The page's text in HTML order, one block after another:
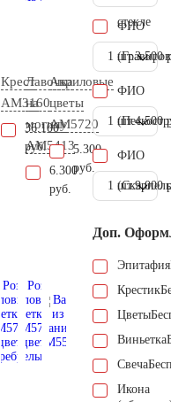
Крест
AM3160
36.100
руб.
Лавочка
на
могилу
AM5413
6.300
руб.
Акриловые
цветы
AM5720
5.300
руб.
стекле
ФИО
1 шт.3.500
ФИО
1 шт.4.500
ФИО
1 шт.9.000
Доп.
Эпитафия
Крестик
Цветы
Виньетка
Свеча
Икона